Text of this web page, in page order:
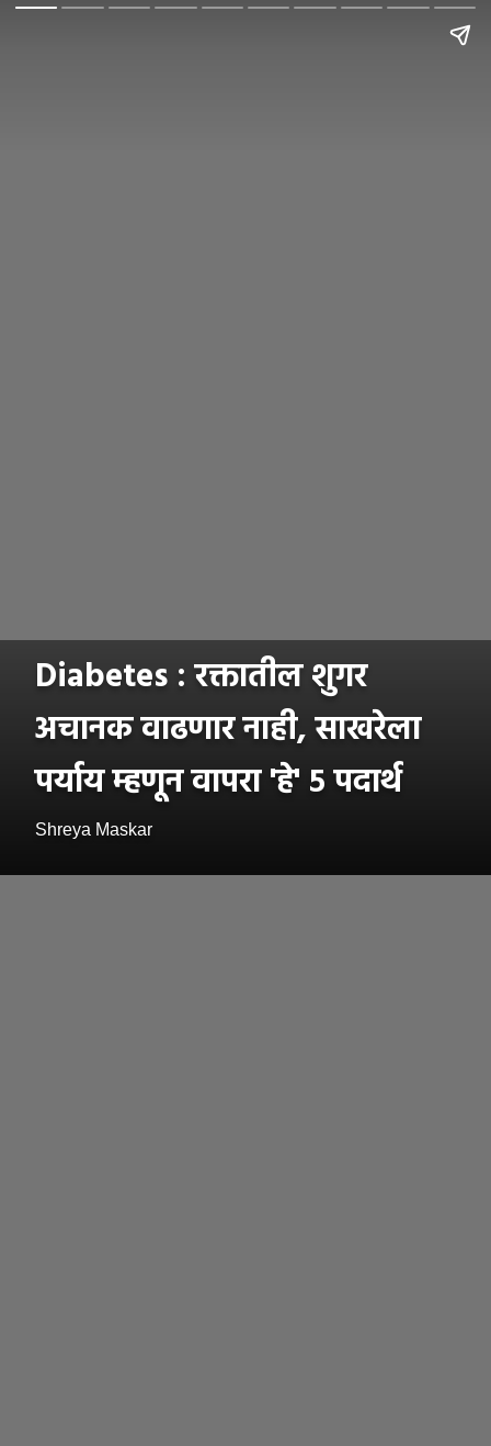
Diabetes : रक्तातील शुगर
अचानक वाढणार नाही, साखरेला
पर्याय म्हणून वापरा 'हे' ५ पदार्थ
Shreya Maskar